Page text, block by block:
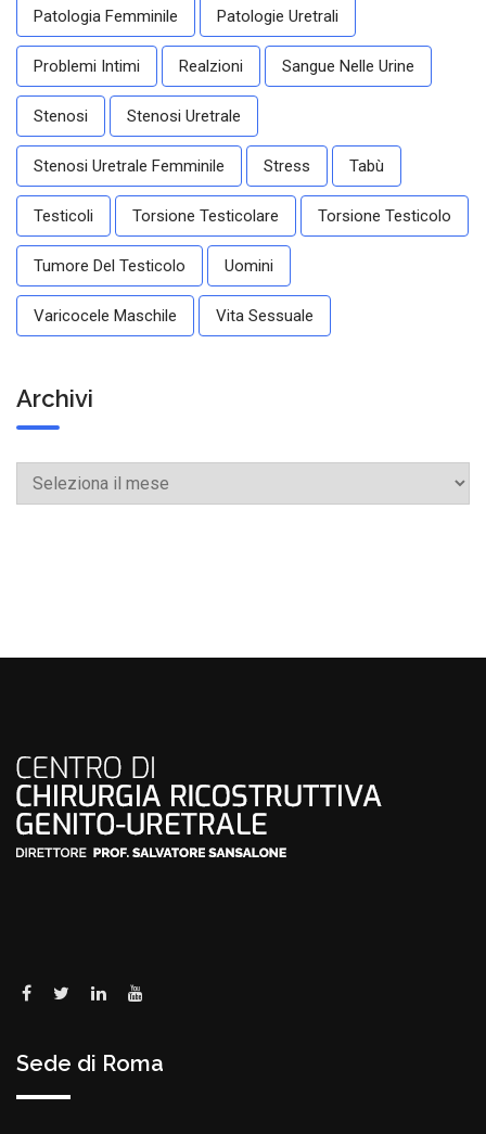
Patologia Femminile Patologie Uretrali
Problemi Intimi Realzioni Sangue Nelle Urine
Stenosi Stenosi Uretrale
Stenosi Uretrale Femminile Stress Tabù
Testicoli Torsione Testicolare Torsione Testicolo
Tumore Del Testicolo Uomini
Varicocele Maschile Vita Sessuale
Archivi
Archivi
Sede di Roma